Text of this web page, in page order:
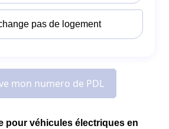
pour véhicules électriques en